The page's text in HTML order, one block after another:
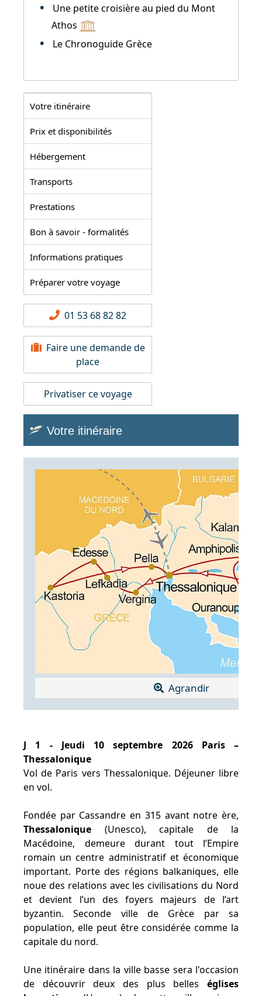
Une petite croisière au pied du Mont
Athos
Le Chronoguide Grèce
Votre itinéraire
Prix et disponibilités
Hébergement
Transports
Prestations
Bon à savoir - formalités
Informations pratiques
Préparer votre voyage
01 53 68 82 82
Faire une demande de
place
Privatiser ce voyage
Votre itinéraire
Agrandir
J 1 - Jeudi 10 septembre 2026 Paris –
Thessalonique
Vol de Paris vers Thessalonique. Déjeuner libre
en vol.
Fondée par Cassandre en 315 avant notre ère,
Thessalonique (Unesco), capitale de la
Macédoine, demeure durant tout l’Empire
romain un centre administratif et économique
important. Porte des régions balkaniques, elle
noue des relations avec les civilisations du Nord
et devient l’un des foyers majeurs de l’art
byzantin. Seconde ville de Grèce par sa
population, elle peut être considérée comme la
capitale du nord.
Une itinéraire dans la ville basse sera l'occasion
de découvrir deux des plus belles églises